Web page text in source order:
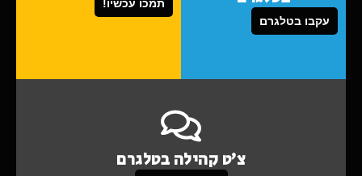
עקבו בטלגרם
תמכו עכשיו!
צ'ט קהילה בטלגרם